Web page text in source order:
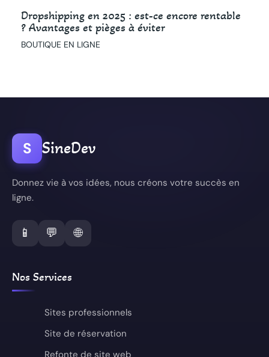
Dropshipping en 2025 : est-ce encore rentable
? Avantages et pièges à éviter
BOUTIQUE EN LIGNE
S SineDev
Donnez vie à vos idées, nous créons votre succès en
ligne.
📱 💬 🌐
Nos Services
Sites professionnels
Site de réservation
Refonte de site web